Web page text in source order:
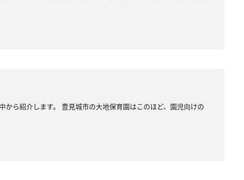
ら紹介します。 豊見城市の大地保育園はこのほど、園児向けの